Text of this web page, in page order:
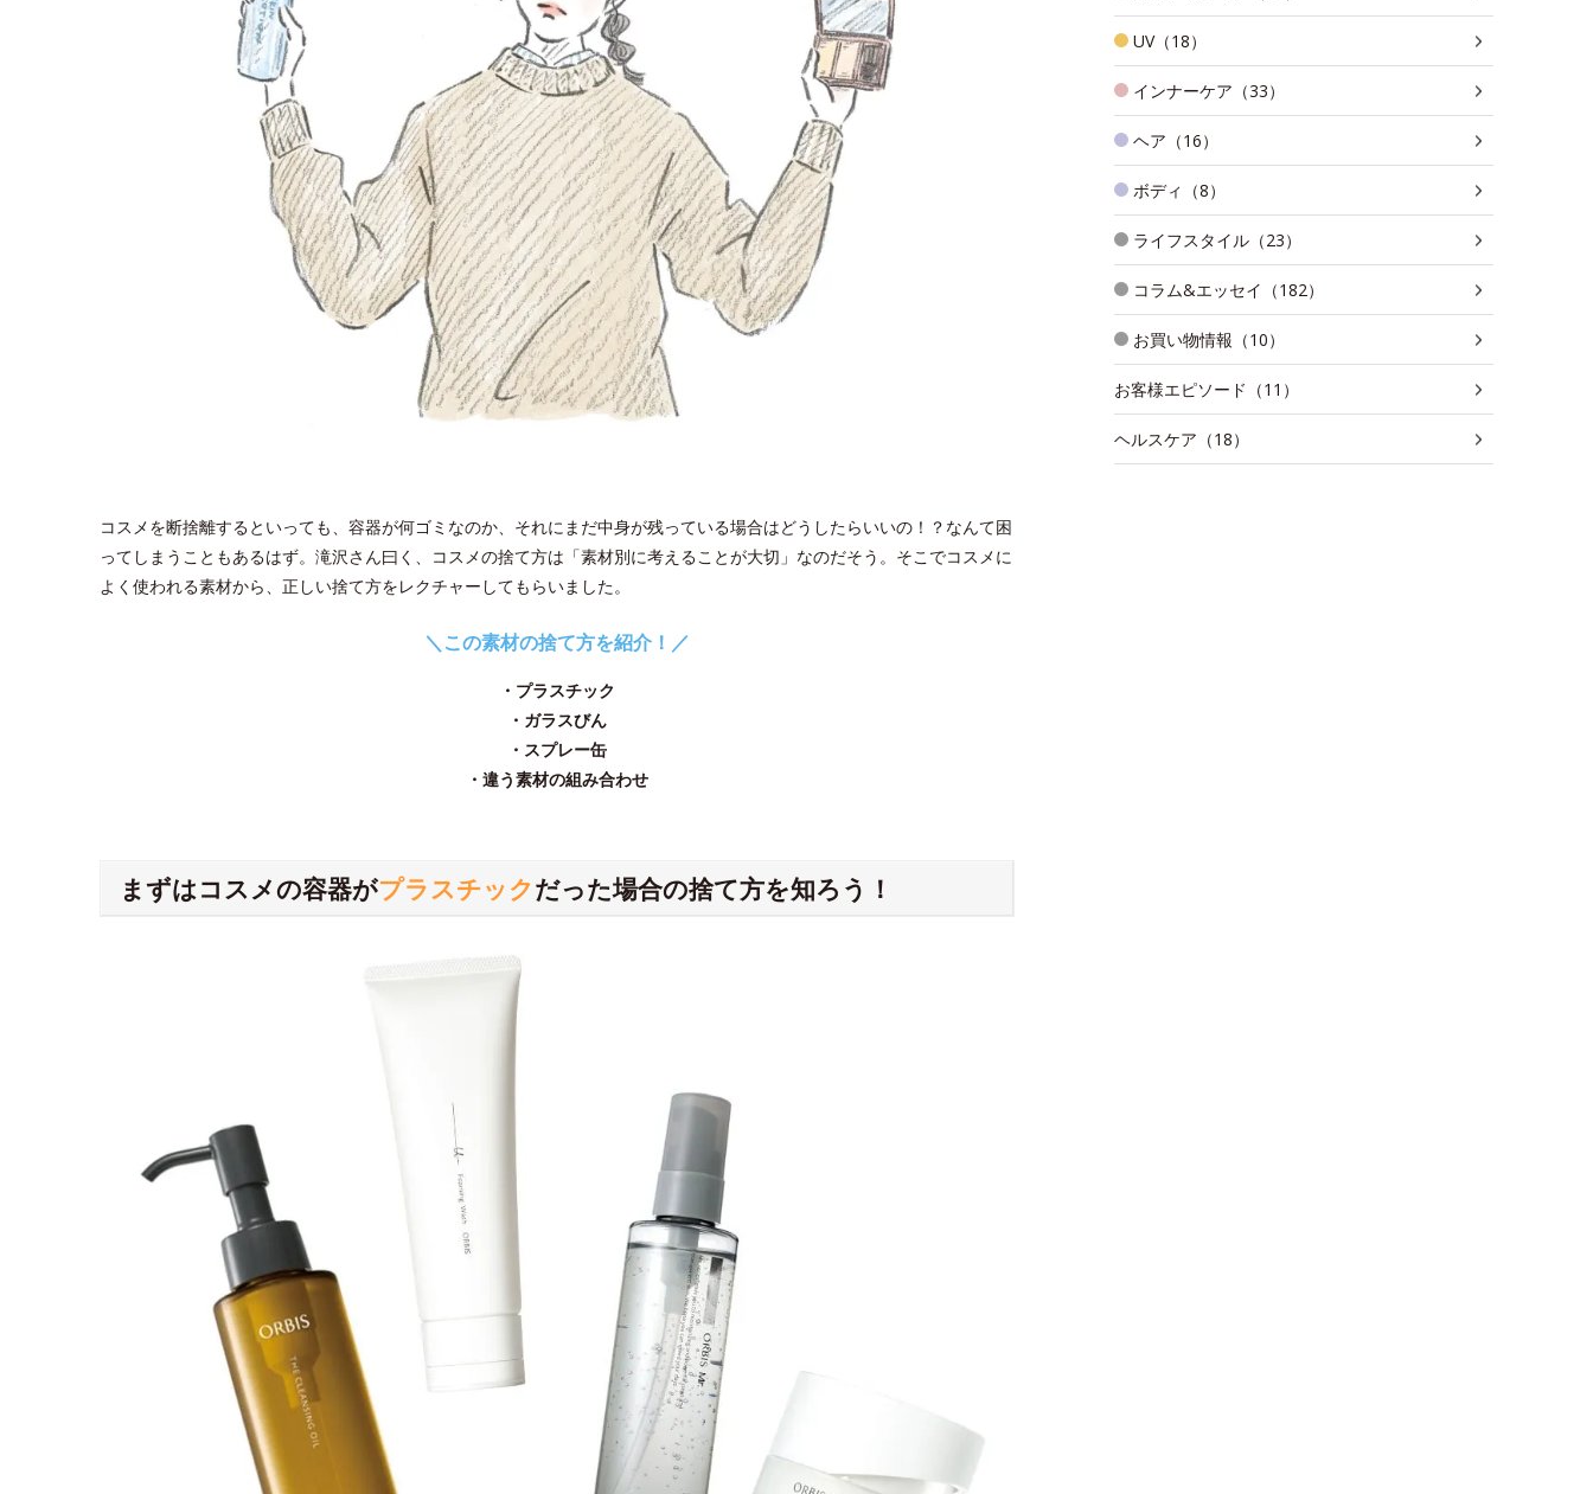
コスメを断捨離するといっても、容器が何ゴミなのか、それにまだ中身が残っている場合はどうしたらいいの！？なんて困
ってしまうこともあるはず。滝沢さん曰く、コスメの捨て方は「素材別に考えることが大切」なのだそう。そこでコスメに
よく使われる素材から、正しい捨て方をレクチャーしてもらいました。
＼この素材の捨て方を紹介！／
・プラスチック
・ガラスびん
・スプレー缶
・違う素材の組み合わせ
まずはコスメの容器がプラスチックだった場合の捨て方を知ろう！
UV（18）
インナーケア（33）
ヘア（16）
ボディ（8）
ライフスタイル（23）
コラム&エッセイ（182）
お買い物情報（10）
お客様エピソード（11）
ヘルスケア（18）